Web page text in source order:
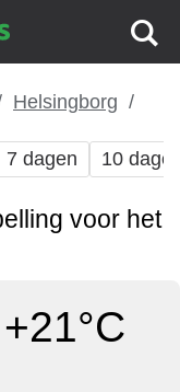
Helsingborg
7 dagen 10
voor het
+21°C